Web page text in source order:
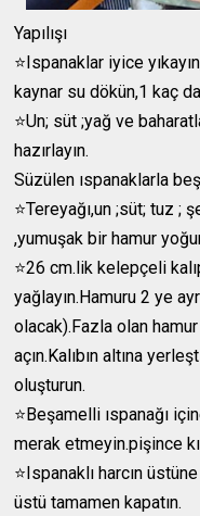
Yapılışı
⭐️Ispanaklar iyice
kaynar su dökün,1 kaç
⭐️Un; süt ;yağ ve
hazırlayın.
Süzülen ıspanaklarla
⭐️Tereyağı,un ;süt; tuz
,yumuşak bir hamur
⭐️26 cm.lik kelepçeli
yağlayın.Hamuru 2 ye
olacak).Fazla olan
açın.Kalıbın altına
oluşturun.
⭐️Beşamelli ıspanağı
merak etmeyin.pişince
⭐️Ispanaklı harcın
üstü tamamen kapatın.